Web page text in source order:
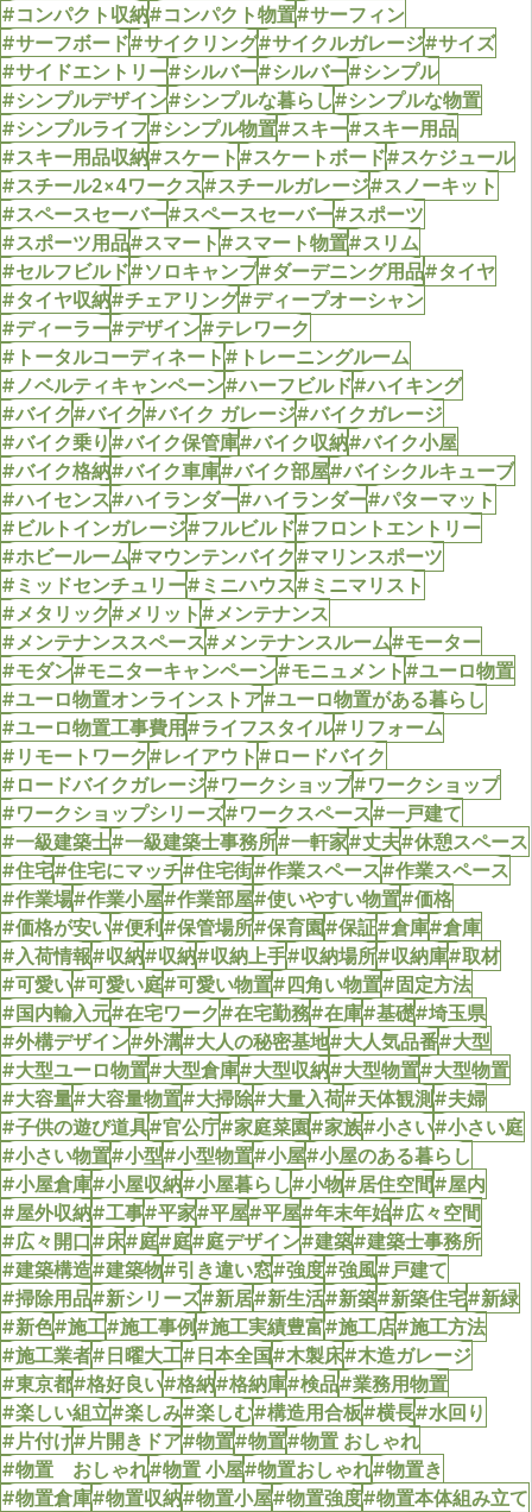
#コンパクト収納#コンパクト物置#サーフィン
#サーフボード#サイクリング#サイクルガレージ#サイズ
#サイドエントリー#シルバー#シルバー#シンプル
#シンプルデザイン#シンプルな暮らし#シンプルな物置
#シンプルライフ#シンプル物置#スキー#スキー用品
#スキー用品収納#スケート#スケートボード#スケジュール
#スチール2×4ワークス#スチールガレージ#スノーキット
#スペースセーバー#スペースセーバー#スポーツ
#スポーツ用品#スマート#スマート物置#スリム
#セルフビルド#ソロキャンプ#ダーデニング用品#タイヤ
#タイヤ収納#チェアリング#ディープオーシャン
#ディーラー#デザイン#テレワーク
#トータルコーディネート#トレーニングルーム
#ノベルティキャンペーン#ハーフビルド#ハイキング
#バイク#バイク#バイク ガレージ#バイクガレージ
#バイク乗り#バイク保管庫#バイク収納#バイク小屋
#バイク格納#バイク車庫#バイク部屋#バイシクルキューブ
#ハイセンス#ハイランダー#ハイランダー#パターマット
#ビルトインガレージ#フルビルド#フロントエントリー
#ホビールーム#マウンテンバイク#マリンスポーツ
#ミッドセンチュリー#ミニハウス#ミニマリスト
#メタリック#メリット#メンテナンス
#メンテナンススペース#メンテナンスルーム#モーター
#モダン#モニターキャンペーン#モニュメント#ユーロ物置
#ユーロ物置オンラインストア#ユーロ物置がある暮らし
#ユーロ物置工事費用#ライフスタイル#リフォーム
#リモートワーク#レイアウト#ロードバイク
#ロードバイクガレージ#ワークショップ#ワークショップ
#ワークショップシリーズ#ワークスペース#一戸建て
#一級建築士#一級建築士事務所#一軒家#丈夫#休憩スペース
#住宅#住宅にマッチ#住宅街#作業スペース#作業スペース
#作業場#作業小屋#作業部屋#使いやすい物置#価格
#価格が安い#便利#保管場所#保育園#保証#倉庫#倉庫
#入荷情報#収納#収納#収納上手#収納場所#収納庫#取材
#可愛い#可愛い庭#可愛い物置#四角い物置#固定方法
#国内輸入元#在宅ワーク#在宅勤務#在庫#基礎#埼玉県
#外構デザイン#外溝#大人の秘密基地#大人気品番#大型
#大型ユーロ物置#大型倉庫#大型収納#大型物置#大型物置
#大容量#大容量物置#大掃除#大量入荷#天体観測#夫婦
#子供の遊び道具#官公庁#家庭菜園#家族#小さい#小さい庭
#小さい物置#小型#小型物置#小屋#小屋のある暮らし
#小屋倉庫#小屋収納#小屋暮らし#小物#居住空間#屋内
#屋外収納#工事#平家#平屋#平屋#年末年始#広々空間
#広々開口#床#庭#庭#庭デザイン#建築#建築士事務所
#建築構造#建築物#引き違い窓#強度#強風#戸建て
#掃除用品#新シリーズ#新居#新生活#新築#新築住宅#新緑
#新色#施工#施工事例#施工実績豊富#施工店#施工方法
#施工業者#日曜大工#日本全国#木製床#木造ガレージ
#東京都#格好良い#格納#格納庫#検品#業務用物置
#楽しい組立#楽しみ#楽しむ#構造用合板#横長#水回り
#片付け#片開きドア#物置#物置#物置 おしゃれ
#物置 おしゃれ#物置 小屋#物置おしゃれ#物置き
#物置倉庫#物置収納#物置小屋#物置強度#物置本体組み立て